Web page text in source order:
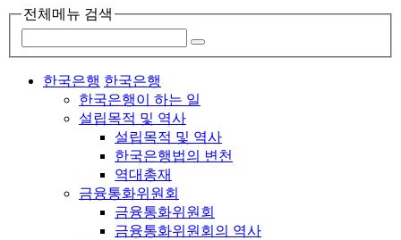
전체메뉴 검색
한국은행 한국은행
한국은행이 하는 일
설립목적 및 역사
설립목적 및 역사
한국은행법의 변천
역대총재
금융통화위원회
금융통화위원회
금융통화위원회의 역사